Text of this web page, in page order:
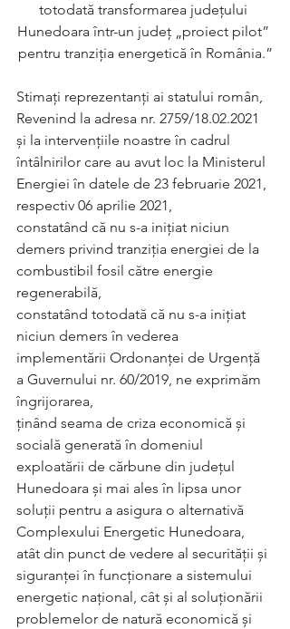
totodată transformarea județului
Hunedoara într-un județ „proiect pilot”
pentru tranziția energetică în România.”
Stimați reprezentanți ai statului român,
Revenind la adresa nr. 2759/18.02.2021
și la intervențiile noastre în cadrul
întâlnirilor care au avut loc la Ministerul
Energiei în datele de 23 februarie 2021,
respectiv 06 aprilie 2021,
constatând că nu s-a inițiat niciun
demers privind tranziția energiei de la
combustibil fosil către energie
regenerabilă,
constatând totodată că nu s-a inițiat
niciun demers în vederea
implementării Ordonanței de Urgență
a Guvernului nr. 60/2019, ne exprimăm
îngrijorarea,
ținând seama de criza economică și
socială generată în domeniul
exploatării de cărbune din județul
Hunedoara și mai ales în lipsa unor
soluții pentru a asigura o alternativă
Complexului Energetic Hunedoara,
atât din punct de vedere al securității și
siguranței în funcționare a sistemului
energetic național, cât și al soluționării
problemelor de natură economică și